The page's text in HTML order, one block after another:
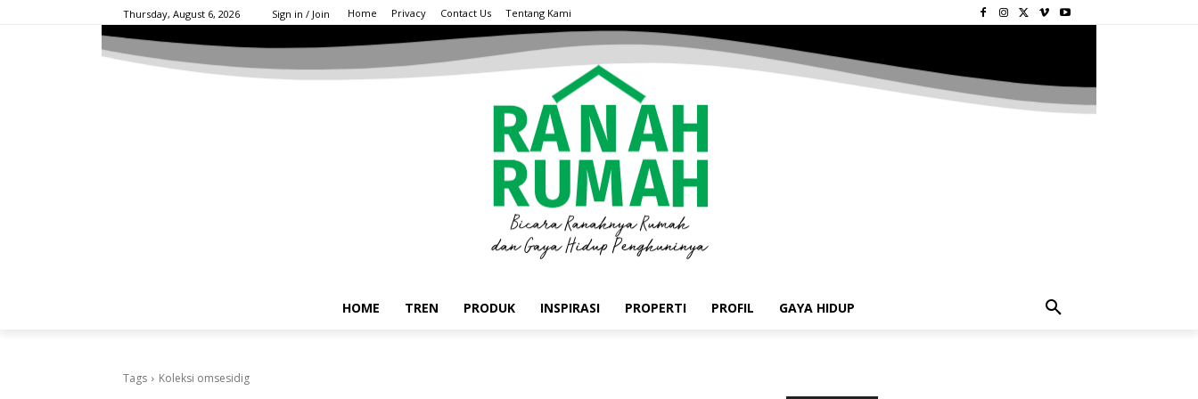
Thursday, August 6, 2026 Sign in / Join Home Privacy Contact Us Tentang Kami
HOME TREN PRODUK INSPIRASI PROPERTI PROFIL GAYA HIDUP
Tags Koleksi omsesidig